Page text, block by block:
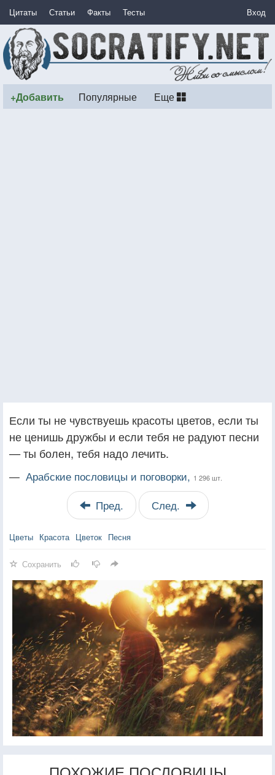
Цитаты Статьи Факты Тесты Вход
+Добавить Популярные Еще
Если ты не чувствуешь красоты цветов, если ты
не ценишь дружбы и если тебя не радуют песни
— ты болен, тебя надо лечить.
— Арабские пословицы и поговорки, 1 296 шт.
Пред. След.
Цветы Красота Цветок Песня
Сохранить